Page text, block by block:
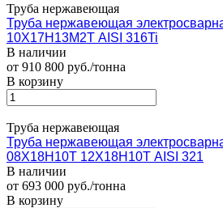
Труба нержавеющая
Труба нержавеющая
10Х17Н13М2Т AISI 316Ti
В наличии
от 910 800 руб./тонна
В корзину
Труба нержавеющая
Труба нержавеющая
08Х18Н10Т 12Х18Н10Т AISI 321
В наличии
от 693 000 руб./тонна
В корзину